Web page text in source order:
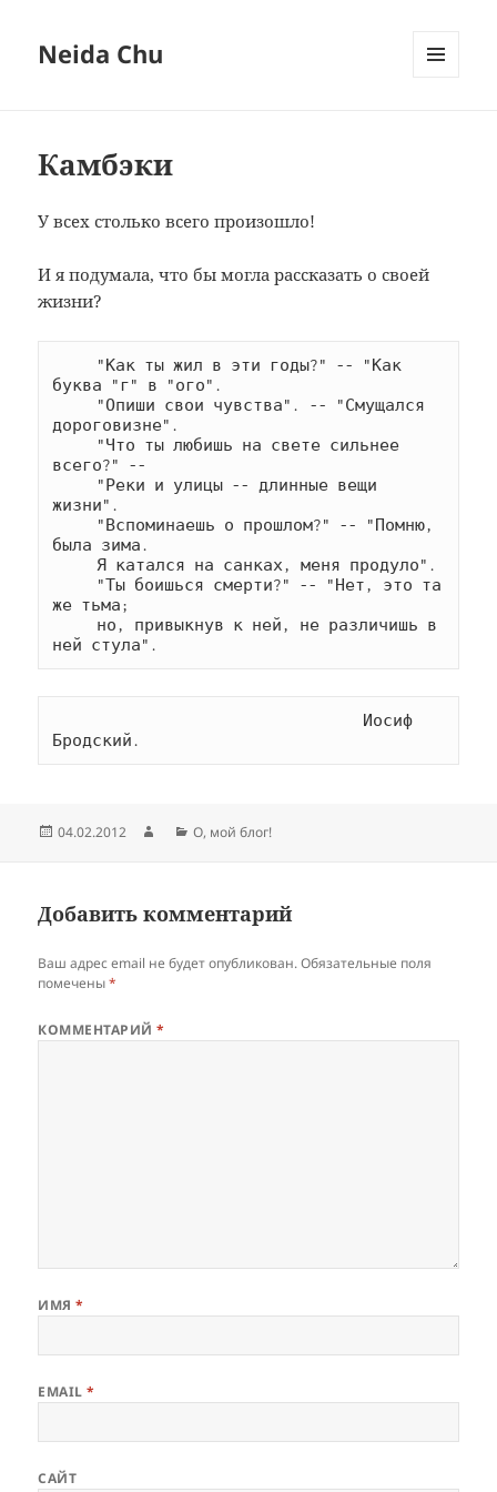
Neida Chu
Камбэки
У всех столько всего произошло!
И я подумала, что бы могла рассказать о своей
жизни?
буква "г" в "ого".
дороговизне".
всего?" --
жизни".
была зима.
     Я катался на санках, меня продуло".
же тьма;
ней стула".
Бродский.
Опубликовано
04.02.2012 АвторРубрики
О, мой блог!
Добавить комментарий
Ваш адрес email не будет опубликован. Обязательные поля
помечены*
КОММЕНТАРИЙ*
ИМЯ*
EMAIL*
САЙТ